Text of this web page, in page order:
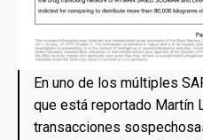
En uno de los múltiples
que está reportado Martín
transacciones